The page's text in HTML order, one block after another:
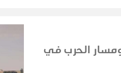
ومسار الحرب في